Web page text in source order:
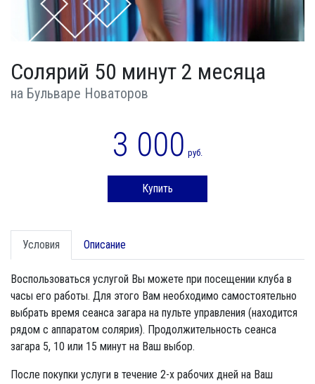
Солярий 50 минут 2 месяца
на Бульваре Новаторов
3 000 руб.
Купить
Условия Описание
Воспользоваться услугой Вы можете при посещении клуба в
часы его работы. Для этого Вам необходимо самостоятельно
выбрать время сеанса загара на пульте управления (находится
рядом с аппаратом солярия). Продолжительность сеанса
загара 5, 10 или 15 минут на Ваш выбор.
После покупки услуги в течение 2-х рабочих дней на Ваш